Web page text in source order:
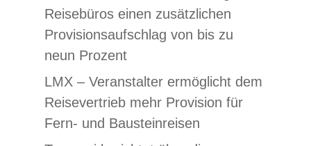
Reisebüros einen zusätzlichen
Provisionsaufschlag von bis zu
neun Prozent
LMX – Veranstalter ermöglicht dem
Reisevertrieb mehr Provision für
Fern- und Bausteinreisen